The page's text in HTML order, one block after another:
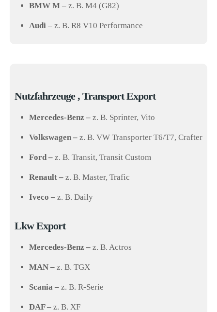
BMW M – z. B. M4 (G82)
Audi – z. B. R8 V10 Performance
Nutzfahrzeuge , Transport Export
Mercedes-Benz – z. B. Sprinter, Vito
Volkswagen – z. B. VW Transporter T6/T7, Crafter
Ford – z. B. Transit, Transit Custom
Renault – z. B. Master, Trafic
Iveco – z. B. Daily
Lkw Export
Mercedes-Benz – z. B. Actros
MAN – z. B. TGX
Scania – z. B. R-Serie
DAF – z. B. XF